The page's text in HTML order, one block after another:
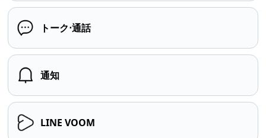
トーク⋅通話
通知
LINE VOOM